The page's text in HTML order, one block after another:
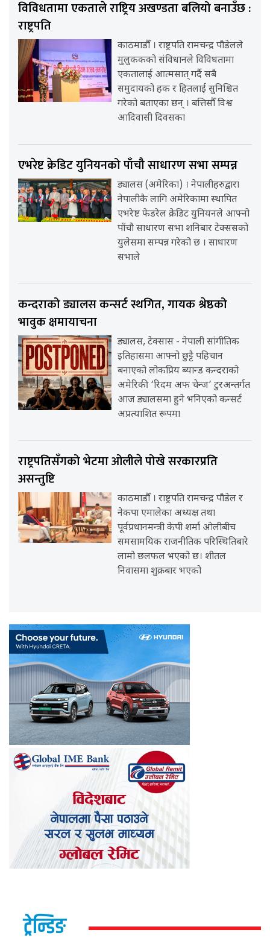
विविधतामा एकताले राष्ट्रिय अखण्डता बलियो बनाउँछ :
राष्ट्रपति
काठमाडौँ । राष्ट्रपति रामचन्द्र पौडेलले
मुलुककको संविधानले विविधतामा
एकतालाई आत्मसात् गर्दै सबै
समुदायको हक र हितलाई सुनिश्चित
गरेको बताएका छन् । बत्तिसौँ विश्व
आदिवासी दिवसका
एभरेष्ट क्रेडिट युनियनको पाँचौ साधारण सभा सम्पन्न
ड्यालस (अमेरिका) । नेपालीहरुद्वारा
नेपालीकै लागि अमेरिकामा स्थापित
एभरेष्ट फेडरेल क्रेडिट युनियनले आफ्नो
पाँचौ साधारण सभा शनिबार टेक्ससको
युलेसमा सम्पन्न गरेको छ । साधारण
सभाले
कन्दराको ड्यालस कन्सर्ट स्थगित, गायक श्रेष्ठको
भावुक क्षमायाचना
ड्यालस, टेक्सास - नेपाली सांगीतिक
इतिहासमा आफ्नो छुट्टै पहिचान
बनाएको लोकप्रिय ब्यान्ड कन्दराको
अमेरिकी ‘रिदम अफ चेन्ज’ टुरअन्तर्गत
आज ड्यालसमा हुने भनिएको कन्सर्ट
अप्रत्याशित रूपमा
राष्ट्रपतिसँगको भेटमा ओलीले पोखे सरकारप्रति
असन्तुष्टि
काठमाडौँ । राष्ट्रपति रामचन्द्र पौडेल र
नेकपा एमालेका अध्यक्ष तथा
पूर्वप्रधानमन्त्री केपी शर्मा ओलीबीच
समसामयिक राजनीतिक परिस्थितिबारे
लामो छलफल भएको छ। शीतल
निवासमा शुक्रबार भएको
ट्रेन्डिङ